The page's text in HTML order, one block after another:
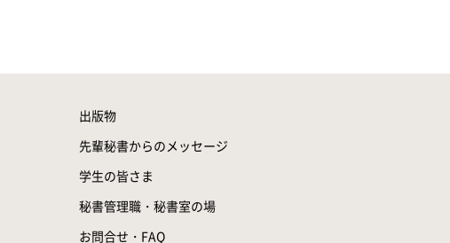
出版物
先輩秘書からのメッセージ
学生の皆さま
秘書管理職・秘書室の場
お問合せ・FAQ